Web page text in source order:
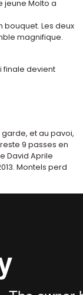
jeune Molto a
bouquet. Les deux
magnifique.
finale devient
et au pavoi,
9 passes en
David Aprile
Montels perd